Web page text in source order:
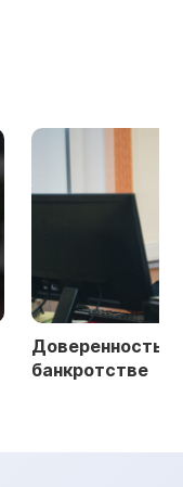
Доверенность
банкротстве